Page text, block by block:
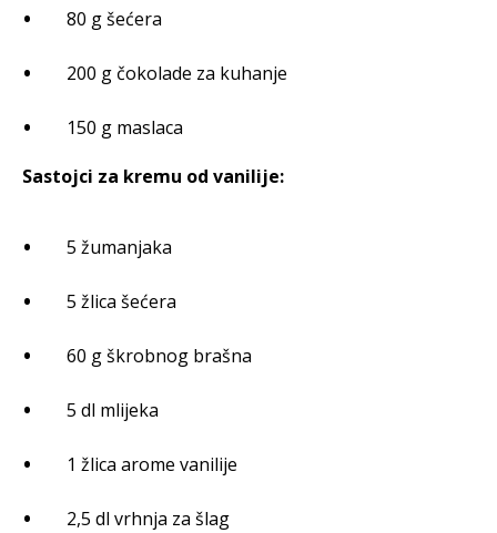
80 g šećera
200 g čokolade za kuhanje
150 g maslaca
Sastojci za kremu od vanilije:
5 žumanjaka
5 žlica šećera
60 g škrobnog brašna
5 dl mlijeka
1 žlica arome vanilije
2,5 dl vrhnja za šlag